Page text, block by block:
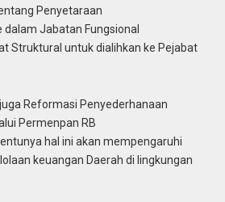
Penyetaraan
Jabatan Fungsional
Struktural untuk dialihkan ke Pejabat
Reformasi Penyederhanaan
Permenpan RB
hal ini akan mempengaruhi
keuangan Daerah di lingkungan